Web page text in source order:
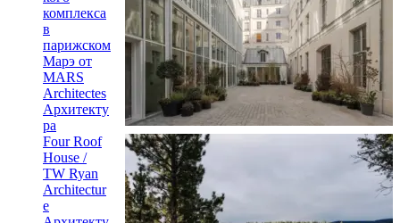
комплекса
в
парижском
Марэ от
MARS
Architectes
Архитекту
ра
Four Roof
House /
TW Ryan
Architectur
e